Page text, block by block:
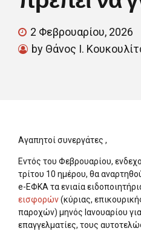
2 Φεβρουαρίου, 2026
by Θάνος Ι.
Αγαπητοί συνεργάτες ,
Εντός του Φεβρουαρίου,
τρίτου 10 ημέρου, θα
e-ΕΦΚΑ τα ενιαία
εισφορών(κύριας,
παροχών) μηνός Ιανουαρίου
επαγγελματίες, τους